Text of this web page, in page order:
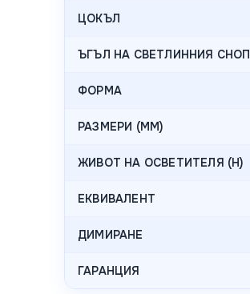
ЦОКЪЛ
ЪГЪЛ НА СВЕТЛИННИЯ СНОП
ФОРМА
РАЗМЕРИ (MM)
ЖИВОТ НА ОСВЕТИТЕЛЯ (H)
ЕКВИВАЛЕНТ
ДИМИРАНЕ
ГАРАНЦИЯ